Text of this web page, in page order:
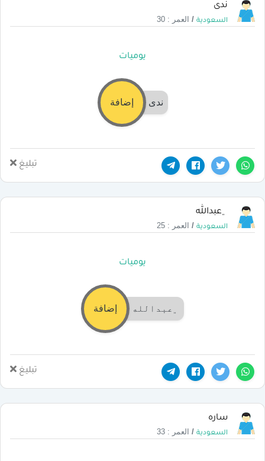
ندى
السعودية / العمر : 30
يوميات
ندى إضافة
تبليغ
﮼عبدالله
السعودية / العمر : 25
يوميات
﮼عبدالله إضافة
تبليغ
ساره
السعودية / العمر : 33